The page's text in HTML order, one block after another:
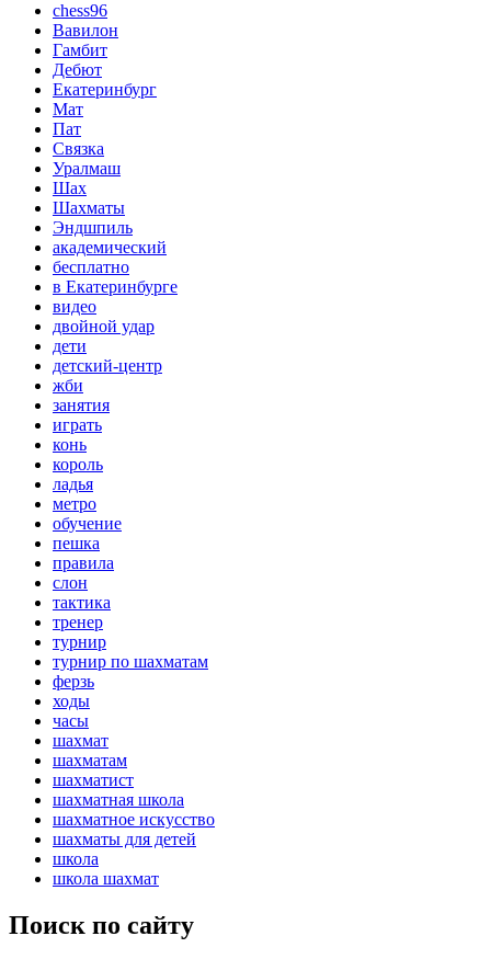
chess96
Вавилон
Гамбит
Дебют
Екатеринбург
Мат
Пат
Связка
Уралмаш
Шах
Шахматы
Эндшпиль
академический
бесплатно
в Екатеринбурге
видео
двойной удар
дети
детский-центр
жби
занятия
играть
конь
король
ладья
метро
обучение
пешка
правила
слон
тактика
тренер
турнир
турнир по шахматам
ферзь
ходы
часы
шахмат
шахматам
шахматист
шахматная школа
шахматное искусство
шахматы для детей
школа
школа шахмат
Поиск по сайту